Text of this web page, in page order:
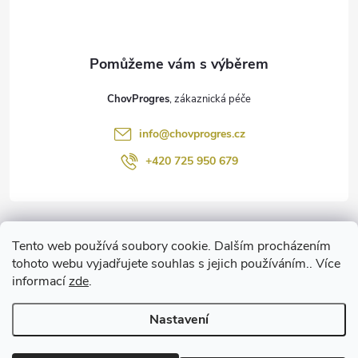
Tento web používá soubory cookie. Dalším procházením
tohoto webu vyjadřujete souhlas s jejich používáním.. Více
informacízde.
Nastavení
ChovProgres
info@chovprogres.cz
+420 725 950 679
Copyright 2026ChovProgres.cz. Všechna práva vyhrazena.Upravit